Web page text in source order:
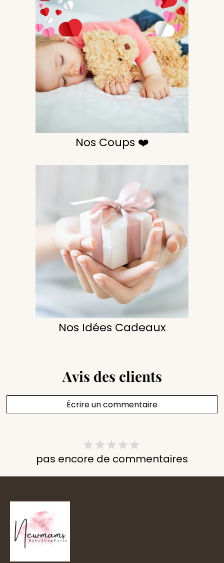
Nos Coups ❤️
Nos Idées Cadeaux
Avis des clients
Écrire un commentaire
pas encore de commentaires